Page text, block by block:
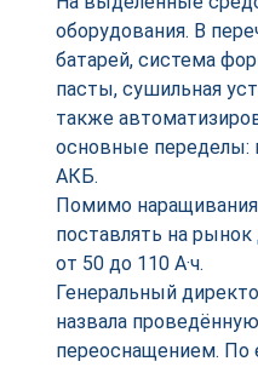
оборудования. В
батарей, система
пасты, сушильная
также
основные переделы:
АКБ.
Помимо
поставлять на
от 50 до 110 А·ч.
Генеральный
назвала
переоснащением. По